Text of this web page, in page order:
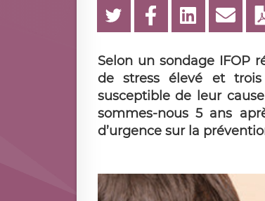
Selon un sondage IFOP
de stress élevé et
susceptible de leur
sommes-nous 5 ans
d’urgence sur la